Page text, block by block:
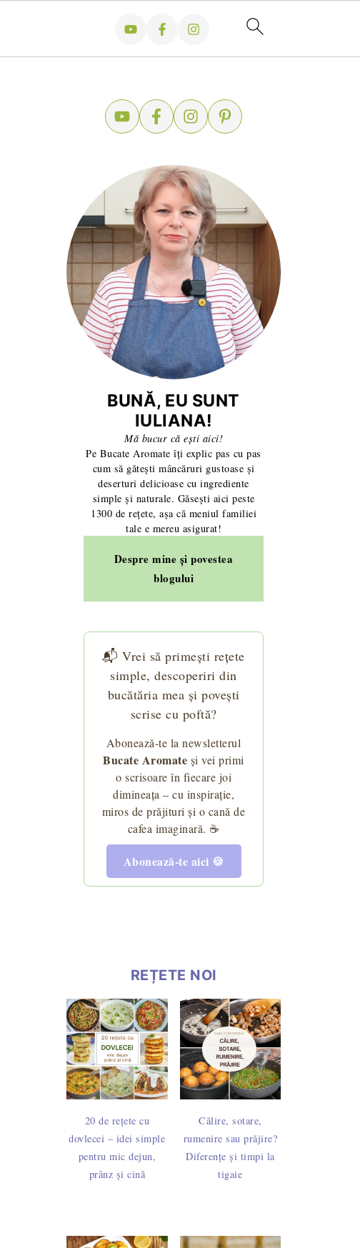
BUNĂ, EU SUNT
IULIANA!
Mă bucur că ești aici!
Pe Bucate Aromate îți explic pas cu pas
cum să gătești mâncăruri gustoase și
deserturi delicioase cu ingrediente
simple și naturale. Găsești aici peste
1300 de rețete, așa că meniul familiei
tale e mereu asigurat!
Despre mine și povestea
blogului
📬 Vrei să primești rețete
simple, descoperiri din
bucătăria mea și povești
scrise cu poftă?
Abonează-te la newsletterul
Bucate Aromate și vei primi
o scrisoare în fiecare joi
dimineața – cu inspirație,
miros de prăjituri și o cană de
cafea imaginară. ☕
Abonează-te aici 🍪
REȚETE NOI
20 de rețete cu
dovlecei – idei simple
pentru mic dejun,
prânz și cină
Călire, sotare,
rumenire sau prăjire?
Diferențe și timpi la
tigaie